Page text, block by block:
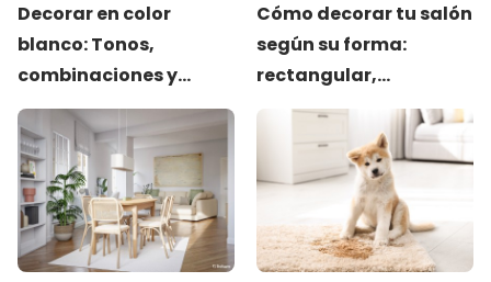
Decorar en color
blanco: Tonos,
combinaciones y
trucos de interiorismo
Cómo decorar tu salón
según su forma:
rectangular,
cuadrado, en L o
irregular